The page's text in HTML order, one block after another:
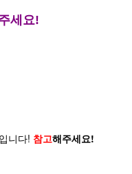
세요!
입니다! 참고해주세요!